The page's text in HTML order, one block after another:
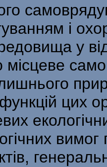
і
у
цих
вимог